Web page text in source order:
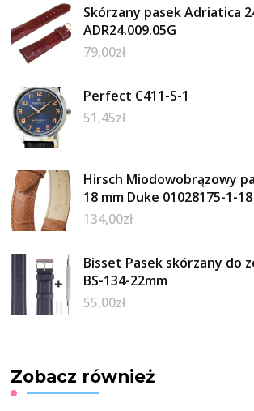
Skórzany pasek Adriatica
ADR24.009.05G
79,00zł
Perfect C411-S-1
51,45zł
Hirsch Miodowobrązowy
18 mm Duke 01028175-1-18
134,00zł
Bisset Pasek skórzany do
BS-134-22mm
55,00zł
Zobacz również